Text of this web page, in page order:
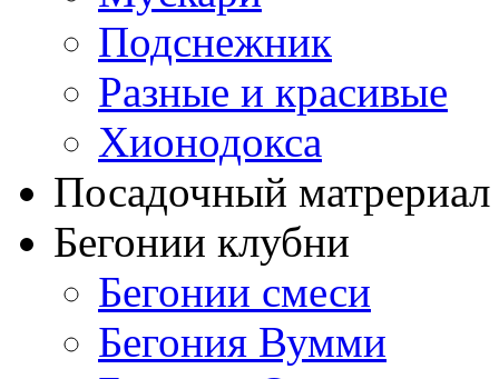
Подснежник
Разные и красивые
Хионодокса
Посадочный матрериал
Бегонии клубни
Бегонии смеси
Бегония Вумми